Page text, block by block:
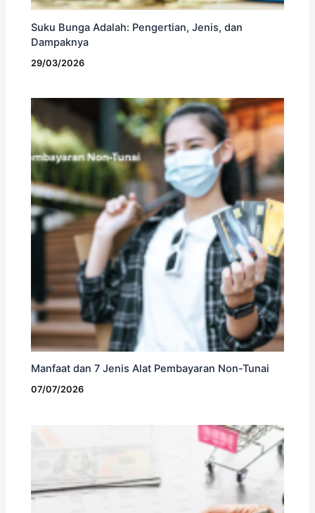
Suku Bunga Adalah: Pengertian, Jenis, dan
Dampaknya
29/03/2026
Manfaat dan 7 Jenis Alat Pembayaran Non-Tunai
07/07/2026